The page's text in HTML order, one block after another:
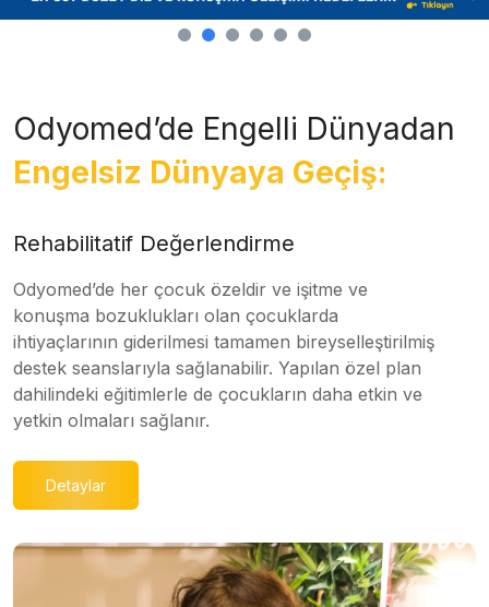
Odyomed’de Engelli Dünyadan
Engelsiz Dünyaya Geçiş:
Rehabilitatif Değerlendirme
Odyomed’de her çocuk özeldir ve işitme ve
konuşma bozuklukları olan çocuklarda
ihtiyaçlarının giderilmesi tamamen bireyselleştirilmiş
destek seanslarıyla sağlanabilir. Yapılan özel plan
dahilindeki eğitimlerle de çocukların daha etkin ve
yetkin olmaları sağlanır.
Detaylar